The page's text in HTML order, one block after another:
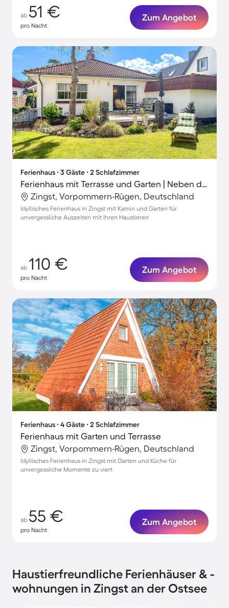
ab 51 €
pro Nacht
Zum Angebot
Ferienhaus ∙ 3 Gäste ∙ 2 Schlafzimmer
Ferienhaus mit Terrasse und Garten | Neben dem Strand | Haustierfreundlich
Zingst, Vorpommern-Rügen, Deutschland
Idyllisches Ferienhaus in Zingst mit Kamin und Garten für
unvergessliche Auszeiten mit Ihren Haustieren
ab 110 €
pro Nacht
Zum Angebot
Ferienhaus ∙ 4 Gäste ∙ 2 Schlafzimmer
Ferienhaus mit Garten und Terrasse
Zingst, Vorpommern-Rügen, Deutschland
Idyllisches Ferienhaus in Zingst mit Garten und Küche für
unvergessliche Momente zu viert
ab 55 €
pro Nacht
Zum Angebot
Haustierfreundliche Ferienhäuser & -
wohnungen in Zingst an der Ostsee